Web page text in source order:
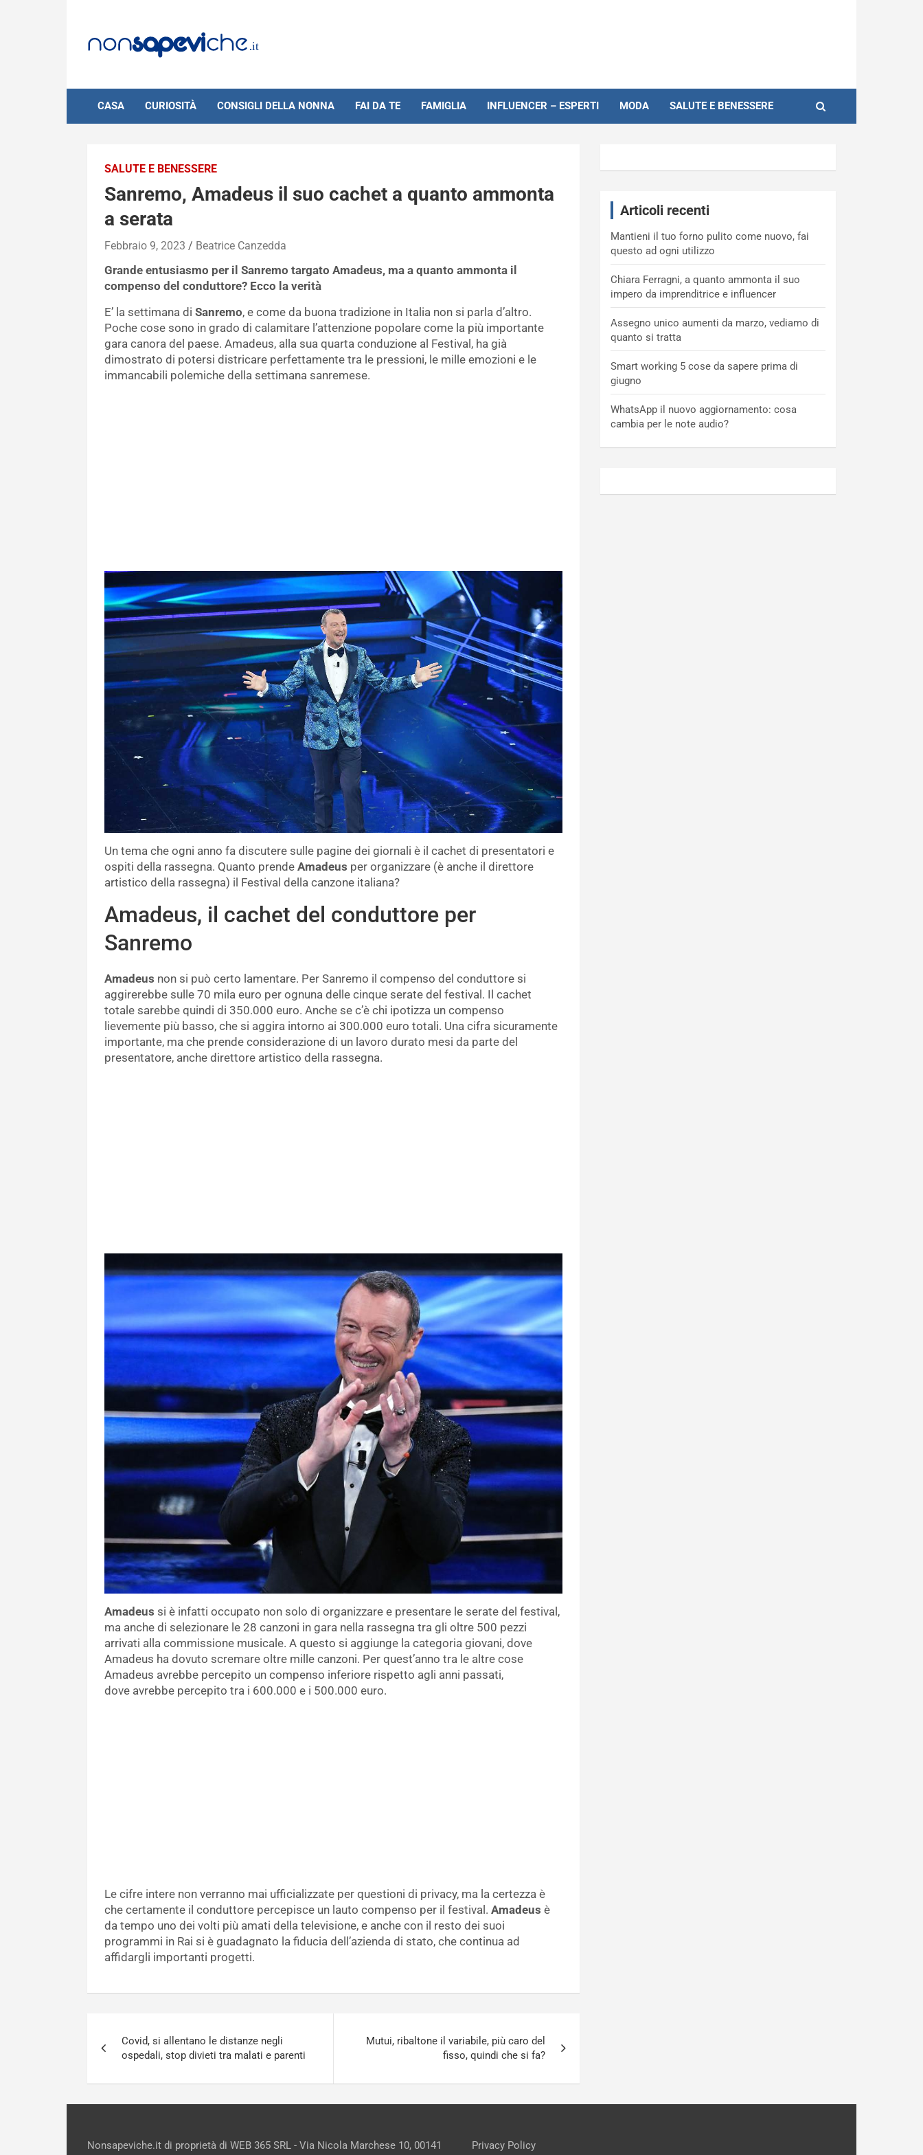
content
CASA CURIOSITÀ CONSIGLI DELLA NONNA FAI DA TE FAMIGLIA INFLUENCER – ESPERTI MODA SALUTE E BENESSERE
SALUTE E BENESSERE
Sanremo, Amadeus il suo cachet a quanto ammonta
a serata
Febbraio 9, 2023 Beatrice Canzedda
Grande entusiasmo per il Sanremo targato Amadeus, ma a quanto ammonta il
compenso del conduttore? Ecco la verità
E’ la settimana di Sanremo, e come da buona tradizione in Italia non si parla d’altro.
Poche cose sono in grado di calamitare l’attenzione popolare come la più importante
gara canora del paese. Amadeus, alla sua quarta conduzione al Festival, ha già
dimostrato di potersi districare perfettamente tra le pressioni, le mille emozioni e le
immancabili polemiche della settimana sanremese.
Un tema che ogni anno fa discutere sulle pagine dei giornali è il cachet di presentatori e
ospiti della rassegna. Quanto prende Amadeus per organizzare (è anche il direttore
artistico della rassegna) il Festival della canzone italiana?
Amadeus, il cachet del conduttore per
Sanremo
Amadeus non si può certo lamentare. Per Sanremo il compenso del conduttore si
aggirerebbe sulle 70 mila euro per ognuna delle cinque serate del festival. Il cachet
totale sarebbe quindi di 350.000 euro. Anche se c’è chi ipotizza un compenso
lievemente più basso, che si aggira intorno ai 300.000 euro totali. Una cifra sicuramente
importante, ma che prende considerazione di un lavoro durato mesi da parte del
presentatore, anche direttore artistico della rassegna.
Amadeus si è infatti occupato non solo di organizzare e presentare le serate del festival,
ma anche di selezionare le 28 canzoni in gara nella rassegna tra gli oltre 500 pezzi
arrivati alla commissione musicale. A questo si aggiunge la categoria giovani, dove
Amadeus ha dovuto scremare oltre mille canzoni. Per quest’anno tra le altre cose
Amadeus avrebbe percepito un compenso inferiore rispetto agli anni passati,
dove avrebbe percepito tra i 600.000 e i 500.000 euro.
Le cifre intere non verranno mai ufficializzate per questioni di privacy, ma la certezza è
che certamente il conduttore percepisce un lauto compenso per il festival. Amadeus è
da tempo uno dei volti più amati della televisione, e anche con il resto dei suoi
programmi in Rai si è guadagnato la fiducia dell’azienda di stato, che continua ad
affidargli importanti progetti.
articoli
Covid, si allentano le distanze negli
ospedali, stop divieti tra malati e parenti
Mutui, ribaltone il variabile, più caro del
fisso, quindi che si fa?
Articoli recenti
Mantieni il tuo forno pulito come nuovo, fai
questo ad ogni utilizzo
Chiara Ferragni, a quanto ammonta il suo
impero da imprenditrice e influencer
Assegno unico aumenti da marzo, vediamo di
quanto si tratta
Smart working 5 cose da sapere prima di
giugno
WhatsApp il nuovo aggiornamento: cosa
cambia per le note audio?
Nonsapeviche.it di proprietà di WEB 365 SRL - Via Nicola Marchese 10, 00141
Privacy Policy